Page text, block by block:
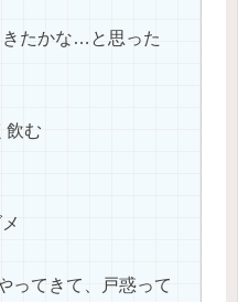
たかな…と思った
飲む
ってきて、戸惑って